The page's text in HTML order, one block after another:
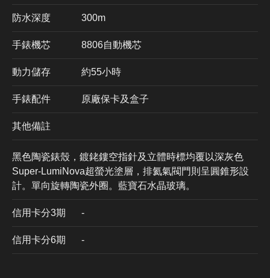
防水深度 300m
手錶機芯 ​8806自動機芯
動力儲存 約55小時
手錶配件 原廠保卡及盒子
其他備註
黑色陶瓷錶殼，鍍銠鏤空指針及立體時標均覆以深灰色
Super-LumiNova超螢光塗層⁠，排氦氣閥門則呈圓錐形設
計⁠。單向旋轉陶瓷外圈。藍寶石水晶玻璃。
信用卡分3期 ​-
信用卡分6期 -